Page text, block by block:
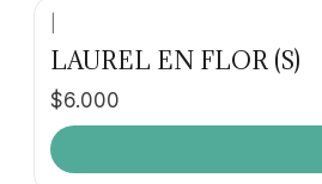
LAUREL EN FLOR (S)
$6.000